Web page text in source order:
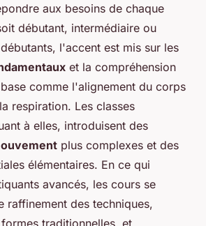
aux besoins de chaque
débutant, intermédiaire ou
l'accent est mis sur les
et la compréhension
comme l'alignement du corps
respiration. Les classes
à elles, introduisent des
plus complexes et des
élémentaires. En ce qui
avancés, les cours se
raffinement des techniques,
traditionnelles, et